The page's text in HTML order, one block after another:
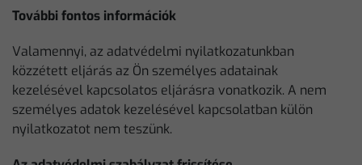
További fontos információk
Valamennyi, az adatvédelmi nyilatkozatunkban
közzétett eljárás az Ön személyes adatainak
kezelésével kapcsolatos eljárásra vonatkozik. A nem
személyes adatok kezelésével kapcsolatban külön
nyilatkozatot nem teszünk.